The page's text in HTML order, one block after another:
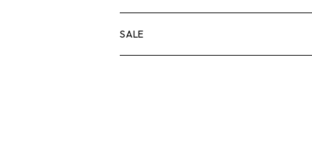
25FW
パーカー/クルーネック
小物
小物
バッグ
キャップ・ハット
パンツ
シャツ
A BATHING APE
B
SALE